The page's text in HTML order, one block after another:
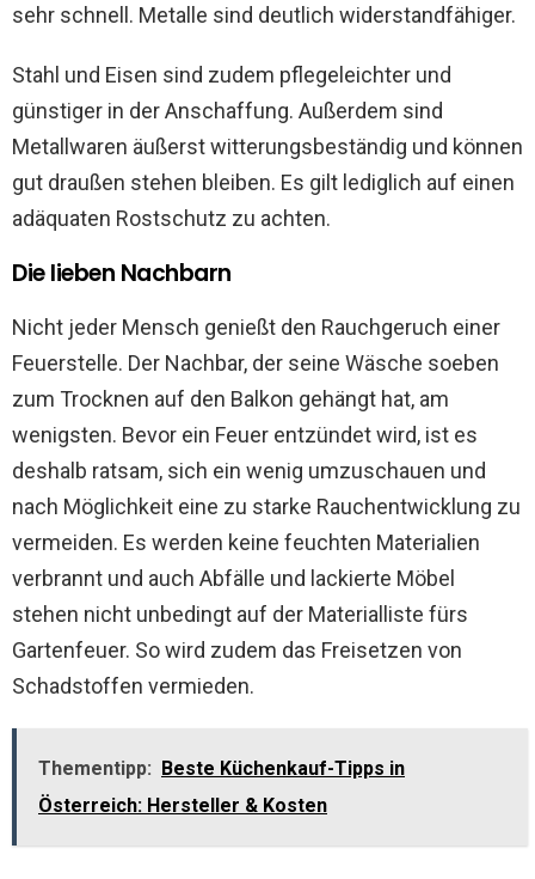
sehr schnell. Metalle sind deutlich widerstandfähiger.
Stahl und Eisen sind zudem pflegeleichter und
günstiger in der Anschaffung. Außerdem sind
Metallwaren äußerst witterungsbeständig und können
gut draußen stehen bleiben. Es gilt lediglich auf einen
adäquaten Rostschutz zu achten.
Die lieben Nachbarn
Nicht jeder Mensch genießt den Rauchgeruch einer
Feuerstelle. Der Nachbar, der seine Wäsche soeben
zum Trocknen auf den Balkon gehängt hat, am
wenigsten. Bevor ein Feuer entzündet wird, ist es
deshalb ratsam, sich ein wenig umzuschauen und
nach Möglichkeit eine zu starke Rauchentwicklung zu
vermeiden. Es werden keine feuchten Materialien
verbrannt und auch Abfälle und lackierte Möbel
stehen nicht unbedingt auf der Materialliste fürs
Gartenfeuer. So wird zudem das Freisetzen von
Schadstoffen vermieden.
Thementipp: Beste Küchenkauf-Tipps in
Österreich: Hersteller & Kosten